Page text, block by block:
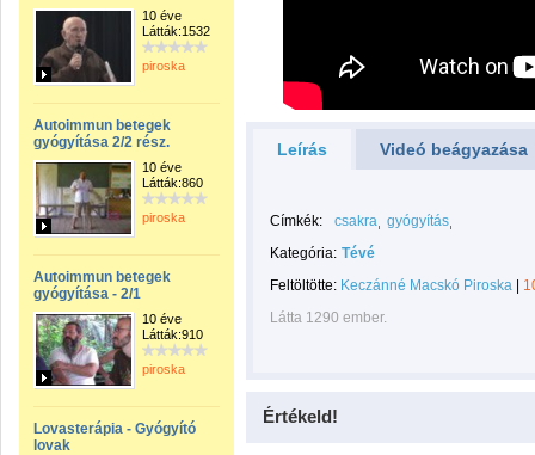
10 éve
Látták:1532
piroska
Autoimmun betegek
gyógyítása 2/2 rész.
10 éve
Látták:860
piroska
Autoimmun betegek
gyógyítása - 2/1
10 éve
Látták:910
piroska
Lovasterápia - Gyógyító
lovak
Leírás Videó beágyazása
Címkék: csakra gyógyítás
Kategória: Tévé
Feltöltötte: Keczánné Macskó Piroska
Látta 1290 ember.
Értékeld!